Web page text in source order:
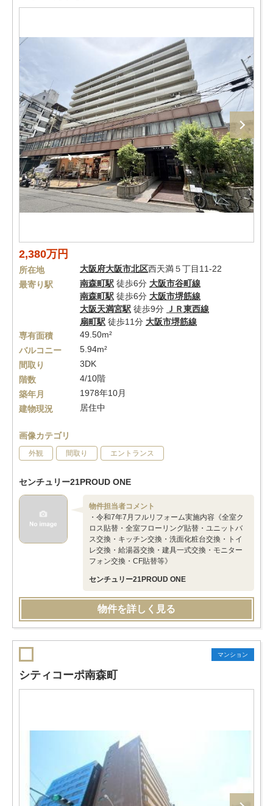
2,380万円
所在地 大阪府大阪市北区西天満５丁目11-22
最寄り駅
南森町駅 徒歩6分 大阪市谷町線
南森町駅 徒歩6分 大阪市堺筋線
大阪天満宮駅 徒歩9分 ＪＲ東西線
扇町駅 徒歩11分 大阪市堺筋線
専有面積
49.50m²
バルコニー
5.94m²
間取り
3DK
階数
4/10階
築年月
1978年10月
建物現況
居住中
画像カテゴリ
外観 間取り エントランス
センチュリー21PROUD ONE
物件担当者コメント
・令和7年7月フルリフォーム実施内容《全室ク
ロス貼替・全室フローリング貼替・ユニットバ
ス交換・キッチン交換・洗面化粧台交換・トイ
レ交換・給湯器交換・建具一式交換・モニター
フォン交換・CF貼替等》
センチュリー21PROUD ONE
物件を詳しく見る
マンション
シティコーポ南森町